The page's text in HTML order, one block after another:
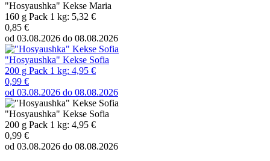
"Hosyaushka" Kekse Maria
160 g Pack 1 kg: 5,32 €
0,85 €
od 03.08.2026 do 08.08.2026
"Hosyaushka" Kekse Sofia
200 g Pack 1 kg: 4,95 €
0,99 €
od 03.08.2026 do 08.08.2026
"Hosyaushka" Kekse Sofia
200 g Pack 1 kg: 4,95 €
0,99 €
od 03.08.2026 do 08.08.2026